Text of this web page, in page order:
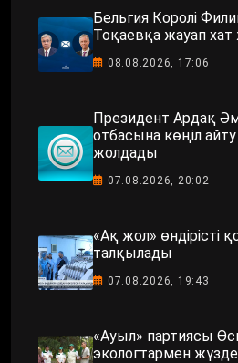
Бельгия Королі
Тоқаевқа жауап
08.08.2026, 17:06
Президент Ардақ
отбасына көңіл
жолдады
07.08.2026, 20:02
«Ақ жол» өндірісті
талқылады
07.08.2026, 19:43
«Ауыл» партиясы
экологтармен